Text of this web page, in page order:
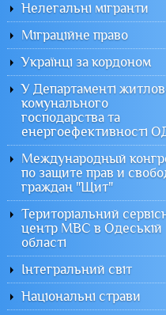
Нелегальні мігранти
Міграційне право
Українці за кордоном
У Департаменті
комунального
господарства та
енергоефективності
Международный
по защите прав и
граждан "Щит"
Територіальний
центр МВС в Одеській
області
Інтегральний світ
Національні страви